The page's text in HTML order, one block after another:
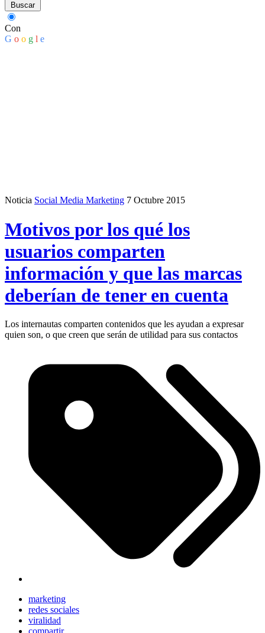
Buscar
Con
G o o g l e
Noticia Social Media Marketing 7 Octubre 2015
Motivos por los qué los
usuarios comparten
información y que las marcas
deberían de tener en cuenta
Los internautas comparten contenidos que les ayudan a expresar
quien son, o que creen que serán de utilidad para sus contactos
marketing
redes sociales
viralidad
compartir